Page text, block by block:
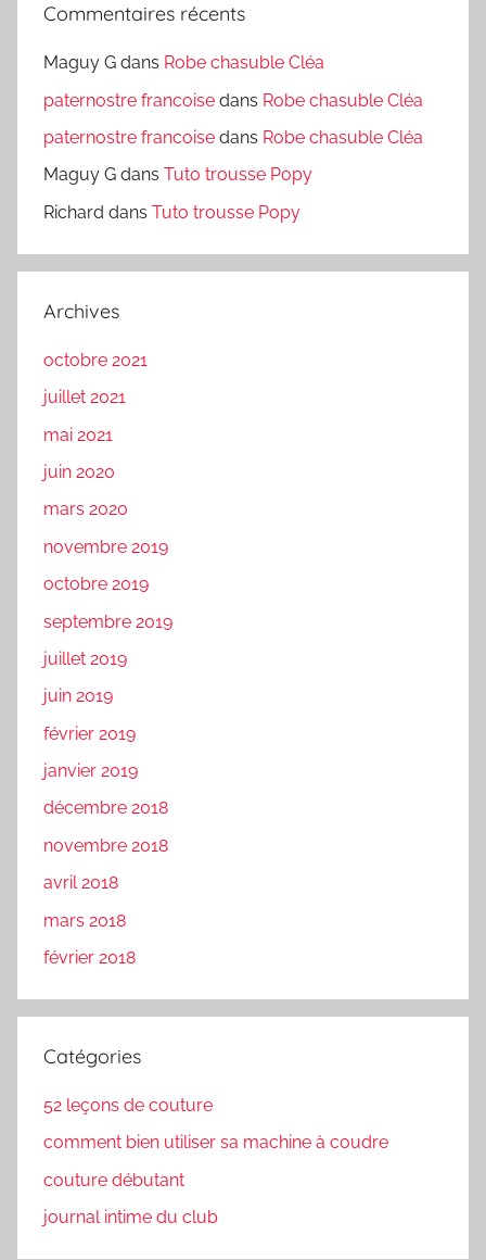
Commentaires récents
Maguy G dans Robe chasuble Cléa
paternostre francoise dans Robe chasuble Cléa
paternostre francoise dans Robe chasuble Cléa
Maguy G dans Tuto trousse Popy
Richard dans Tuto trousse Popy
Archives
octobre 2021
juillet 2021
mai 2021
juin 2020
mars 2020
novembre 2019
octobre 2019
septembre 2019
juillet 2019
juin 2019
février 2019
janvier 2019
décembre 2018
novembre 2018
avril 2018
mars 2018
février 2018
Catégories
52 leçons de couture
comment bien utiliser sa machine à coudre
couture débutant
journal intime du club